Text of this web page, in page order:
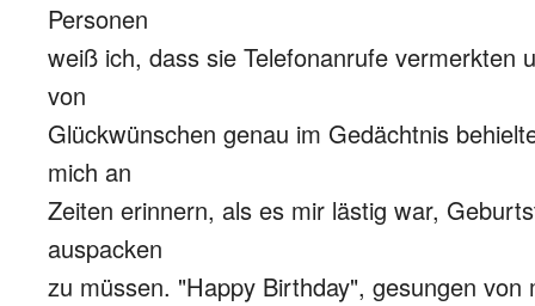
Personen
weiß ich, dass sie Telefonanrufe vermerkten
von
Glückwünschen genau im Gedächtnis
mich an
Zeiten erinnern, als es mir lästig war,
auspacken
zu müssen. "Happy Birthday", gesungen von